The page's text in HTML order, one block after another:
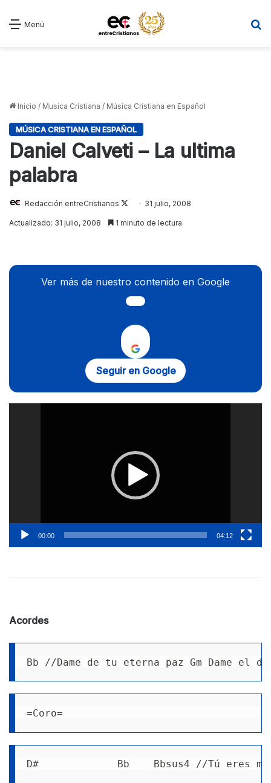
Menú
Inicio / Musica Cristiana / Música Cristiana en Español
MÚSICA CRISTIANA EN ESPAÑOL
Daniel Calveti – La ultima
palabra
Redacción entreCristianos
Follow31 julio, 2008
Actualizado: 31 julio, 2008 1 minuto de lectura
Ver más de nuestro contenido en Google
Seguir en Google
00:00 04:12
Acordes
Bb //Dame de tu eterna paz Gm Dame
=Coro=
D#             Bb    Bbsus4 //Tú eres